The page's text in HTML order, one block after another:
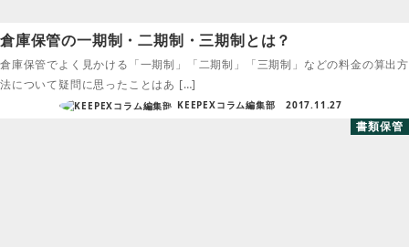
倉庫保管の一期制・二期制・三期制とは？
倉庫保管でよく見かける「一期制」「二期制」「三期制」などの料金の算出方
法について疑問に思ったことはあ […]
KEEPEXコラム編集部 2017.11.27
書類保管